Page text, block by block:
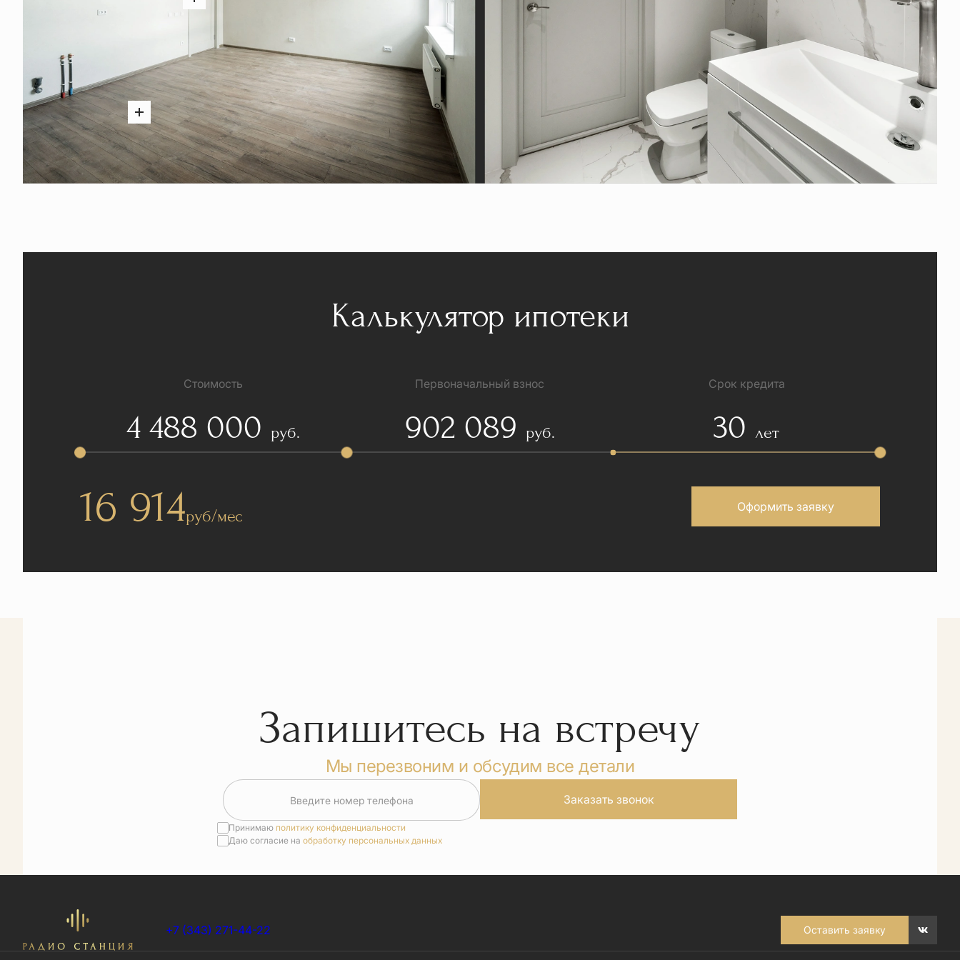
Калькулятор ипотеки
Стоимость
4 488 000 руб.
Первоначальный взнос
902 089 руб.
Срок кредита
30лет
16 914руб/мес Оформить заявку
Запишитесь на встречу
Мы перезвоним и обсудим все детали
Введите номер телефона Заказать звонок
Принимаю политику конфиденциальности
Даю согласие на обработку персональных данных
+7 (343) 271-44-22 Оставить заявку